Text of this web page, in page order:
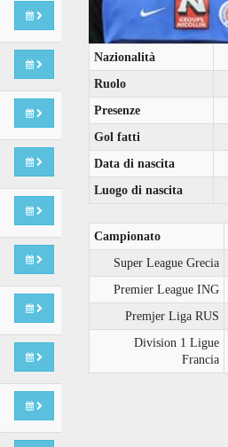
Nazionalità
Ruolo
Presenze
Gol fatti
Data di nascita
Luogo di nascita
Campionato
Super League Grecia
Premier League ING
Premjer Liga RUS
Division 1 Ligue
Francia